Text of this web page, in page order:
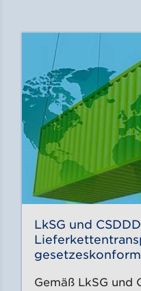
LkSG und
Gemäß LkSG und